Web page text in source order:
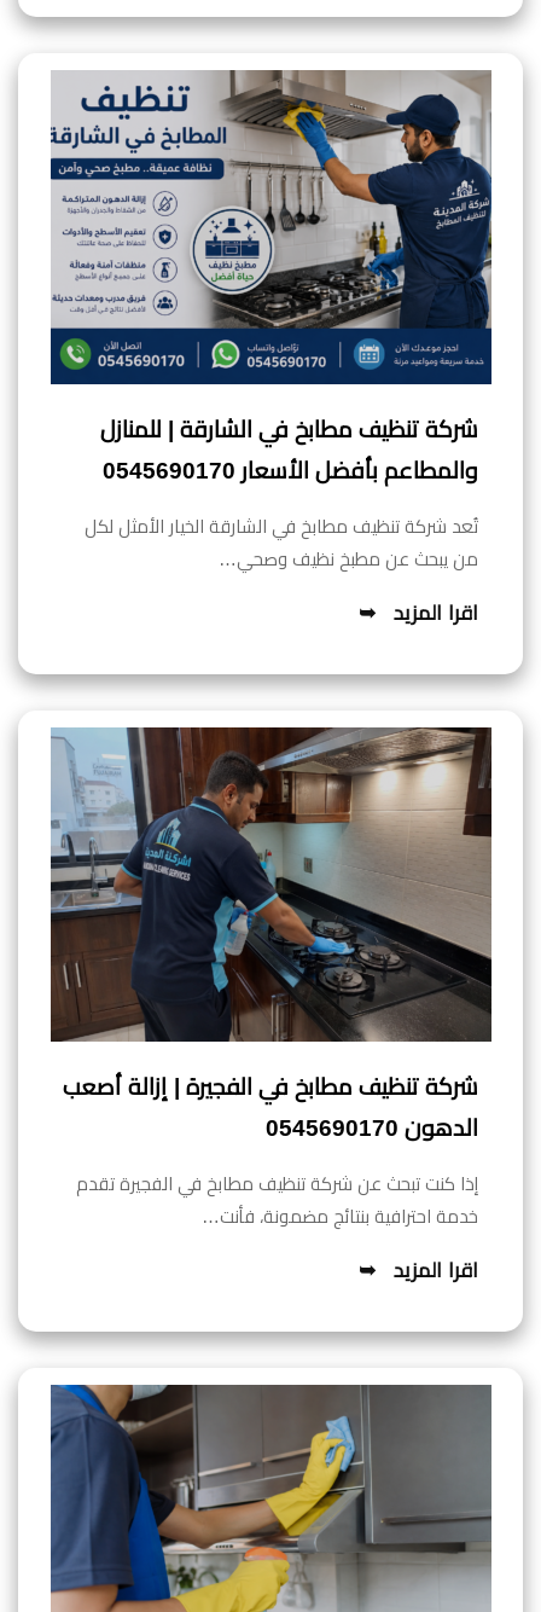
شركة تنظيف مطابخ في الشارقة | للمنازل
والمطاعم بأفضل الأسعار 0545690170
تُعد شركة تنظيف مطابخ في الشارقة الخيار الأمثل لكل
من يبحث عن مطبخ نظيف وصحي…
اقرا المزيد
شركة تنظيف مطابخ في الفجيرة | إزالة أصعب
الدهون 0545690170
إذا كنت تبحث عن شركة تنظيف مطابخ في الفجيرة تقدم
خدمة احترافية بنتائج مضمونة، فأنت…
اقرا المزيد